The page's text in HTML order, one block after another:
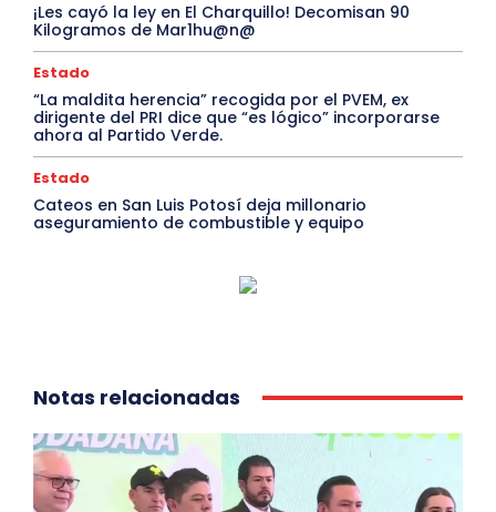
¡Les cayó la ley en El Charquillo! Decomisan 90
Kilogramos de Mar1hu@n@
Estado
“La maldita herencia” recogida por el PVEM, ex
dirigente del PRI dice que “es lógico” incorporarse
ahora al Partido Verde.
Estado
Cateos en San Luis Potosí deja millonario
aseguramiento de combustible y equipo
Notas relacionadas